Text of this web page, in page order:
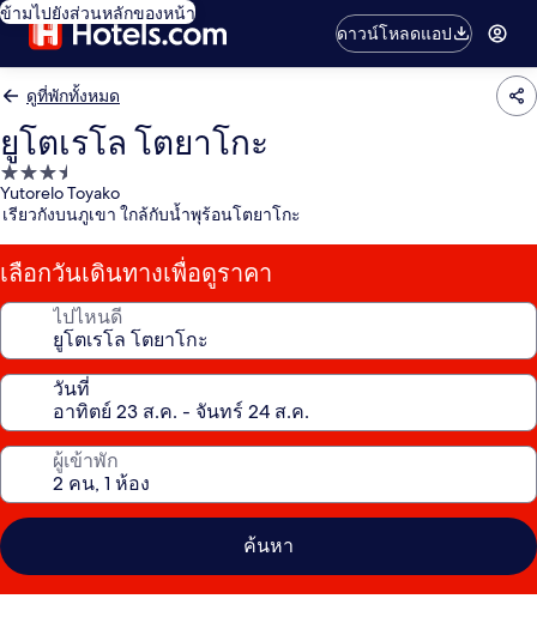
ข้ามไปยังส่วนหลักของหน้า
ดาวน์โหลดแอป
ดูที่พักทั้งหมด
ยูโตเรโล โตยาโกะ
ที่พัก
3.5
Yutorelo Toyako
เรียวกังบนภูเขา ใกล้กับน้ำพุร้อนโตยาโกะ
เลือกวันเดินทางเพื่อดูราคา
ไปไหนดี
วันที่
ผู้เข้าพัก
ค้นหา